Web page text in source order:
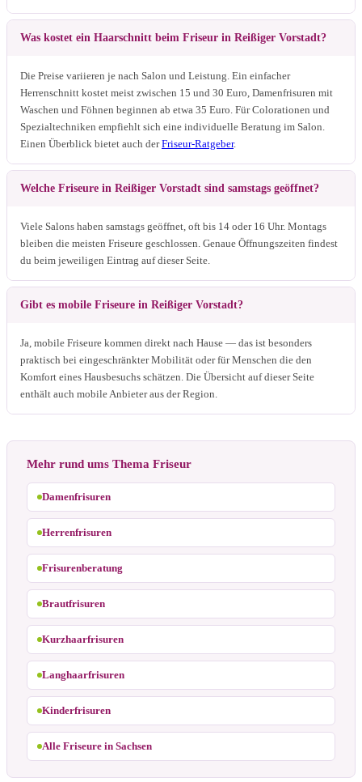
Was kostet ein Haarschnitt beim Friseur in Reißiger Vorstadt?
Die Preise variieren je nach Salon und Leistung. Ein einfacher
Herrenschnitt kostet meist zwischen 15 und 30 Euro, Damenfrisuren mit
Waschen und Föhnen beginnen ab etwa 35 Euro. Für Colorationen und
Spezialtechniken empfiehlt sich eine individuelle Beratung im Salon.
Einen Überblick bietet auch derFriseur-Ratgeber.
Welche Friseure in Reißiger Vorstadt sind samstags geöffnet?
Viele Salons haben samstags geöffnet, oft bis 14 oder 16 Uhr. Montags
bleiben die meisten Friseure geschlossen. Genaue Öffnungszeiten findest
du beim jeweiligen Eintrag auf dieser Seite.
Gibt es mobile Friseure in Reißiger Vorstadt?
Ja, mobile Friseure kommen direkt nach Hause — das ist besonders
praktisch bei eingeschränkter Mobilität oder für Menschen die den
Komfort eines Hausbesuchs schätzen. Die Übersicht auf dieser Seite
enthält auch mobile Anbieter aus der Region.
Mehr rund ums Thema Friseur
Damenfrisuren
Herrenfrisuren
Frisurenberatung
Brautfrisuren
Kurzhaarfrisuren
Langhaarfrisuren
Kinderfrisuren
Alle Friseure in Sachsen